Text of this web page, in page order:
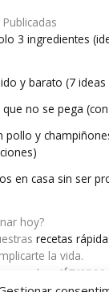
3 ingredientes
y barato (7
no se pega
pollo y
en casa sin ser
hoy?
recetas
la vida.
recetas,
síguenos